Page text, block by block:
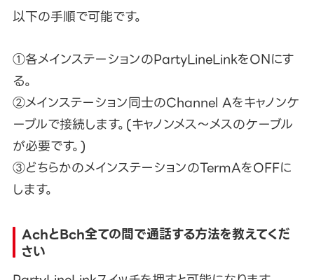
以下の手順で可能です。
①各メインステーションのPartyLineLinkをONにす
る。
②メインステーション同士のChannel Aをキャノンケ
ーブルで接続します。(キャノンメス〜メスのケーブル
が必要です。)
③どちらかのメインステーションのTermAをOFFに
します。
AchとBch全ての間で通話する方法を教えてくだ
さい